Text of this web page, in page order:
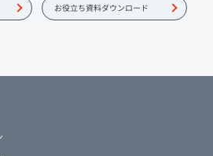
お役立ち資料ダウンロード